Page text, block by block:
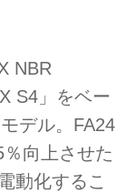
NBR
S4」をベー
デル。FA24
向上させた
動化するこ